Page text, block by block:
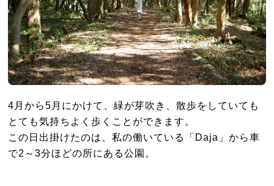
4月から5月にかけて、緑が芽吹き、散歩をしていても
とても気持ちよく歩くことができます。
この日出掛けたのは、私の働いている「Daja」から車
で2～3分ほどの所にある公園。